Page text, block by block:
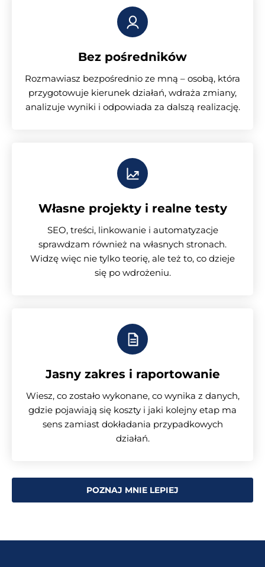
Bez pośredników
Rozmawiasz bezpośrednio ze mną – osobą, która
przygotowuje kierunek działań, wdraża zmiany,
analizuje wyniki i odpowiada za dalszą realizację.
Własne projekty i realne testy
SEO, treści, linkowanie i automatyzacje
sprawdzam również na własnych stronach.
Widzę więc nie tylko teorię, ale też to, co dzieje
się po wdrożeniu.
Jasny zakres i raportowanie
Wiesz, co zostało wykonane, co wynika z danych,
gdzie pojawiają się koszty i jaki kolejny etap ma
sens zamiast dokładania przypadkowych
działań.
POZNAJ MNIE LEPIEJ